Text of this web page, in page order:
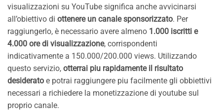
visualizzazioni su YouTube significa anche avvicinarsi
all’obiettivo di ottenere un canale sponsorizzato. Per
raggiungerlo, è necessario avere almeno 1.000 iscritti e
4.000 ore di visualizzazione, corrispondenti
indicativamente a 150.000/200.000 views. Utilizzando
questo servizio, otterrai piu rapidamente il risultato
desiderato e potrai raggiungere piu facilmente gli obbiettivi
necessari a richiedere la monetizzazione di youtube sul
proprio canale.